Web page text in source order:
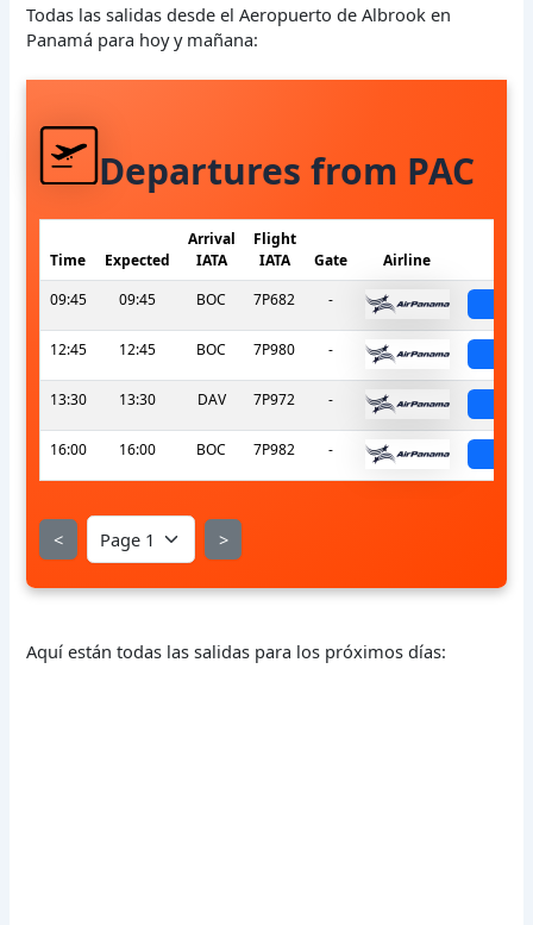
Todas las salidas desde el Aeropuerto de Albrook en
Panamá para hoy y mañana:
Departures from PAC
Time Expected
Arrival
IATA
Flight
IATA
Gate Airline
09:45
09:45 BOC 7P682 -
12:45 12:45 BOC 7P980 -
13:30 13:30 DAV 7P972 -
16:00 16:00 BOC 7P982 -
< >
Aquí están todas las salidas para los próximos días: